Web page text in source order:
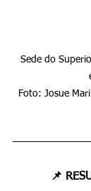
Sede do
Foto: Josue
📌